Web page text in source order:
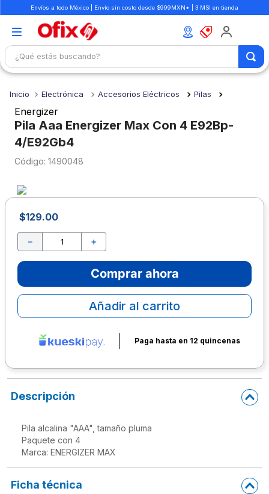
Envíos a todo México | Envío sin costo desde $999MXN* | 3 MSI en tienda
¿Qué estás buscando?
Electrónica Accesorios Eléctricos Pilas
Energizer
Pila Aaa Energizer Max Con 4 E92Bp-
4/E92Gb4
: 1490048
$129.00
＋
－
Comprar ahora
Añadir al carrito
Paga hasta en 12 quincenas
Descripción
Pila alcalina "AAA", tamaño pluma
Paquete con 4
Ficha técnica
1.
mochilas
2.
libretas
3.
cuaderno
4.
cuadernos
5.
.
sacapuntas
9
10. lapiz